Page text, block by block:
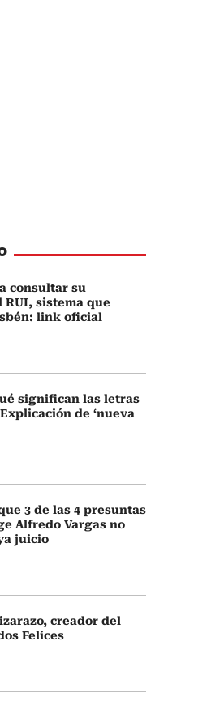
consultar su
sistema que
link oficial
significan las letras
Explicación de ‘nueva
3 de las 4 presuntas
Alfredo Vargas no
juicio
creador del
Felices